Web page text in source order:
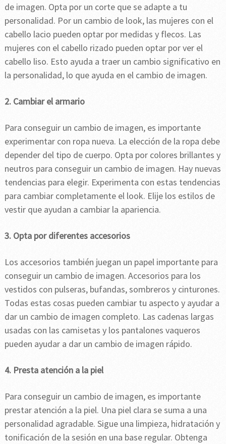
de imagen. Opta por un corte que se adapte a tu
personalidad. Por un cambio de look, las mujeres con el
cabello lacio pueden optar por medidas y flecos. Las
mujeres con el cabello rizado pueden optar por ver el
cabello liso. Esto ayuda a traer un cambio significativo en
la personalidad, lo que ayuda en el cambio de imagen.
2. Cambiar el armario
Para conseguir un cambio de imagen, es importante
experimentar con ropa nueva. La elección de la ropa debe
depender del tipo de cuerpo. Opta por colores brillantes y
neutros para conseguir un cambio de imagen. Hay nuevas
tendencias para elegir. Experimenta con estas tendencias
para cambiar completamente el look. Elije los estilos de
vestir que ayudan a cambiar la apariencia.
3. Opta por diferentes accesorios
Los accesorios también juegan un papel importante para
conseguir un cambio de imagen. Accesorios para los
vestidos con pulseras, bufandas, sombreros y cinturones.
Todas estas cosas pueden cambiar tu aspecto y ayudar a
dar un cambio de imagen completo. Las cadenas largas
usadas con las camisetas y los pantalones vaqueros
pueden ayudar a dar un cambio de imagen rápido.
4. Presta atención a la piel
Para conseguir un cambio de imagen, es importante
prestar atención a la piel. Una piel clara se suma a una
personalidad agradable. Sigue una limpieza, hidratación y
tonificación de la sesión en una base regular. Obtenga